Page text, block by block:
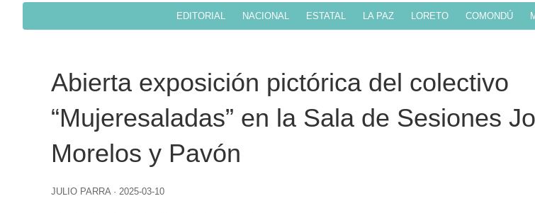
EDITORIAL NACIONAL ESTATAL LA PAZ LORETO COMONDÚ
Abierta exposición pictórica del colectivo
“Mujeresaladas” en la Sala de Sesiones
Morelos y Pavón
JULIO PARRA · 2025-03-10